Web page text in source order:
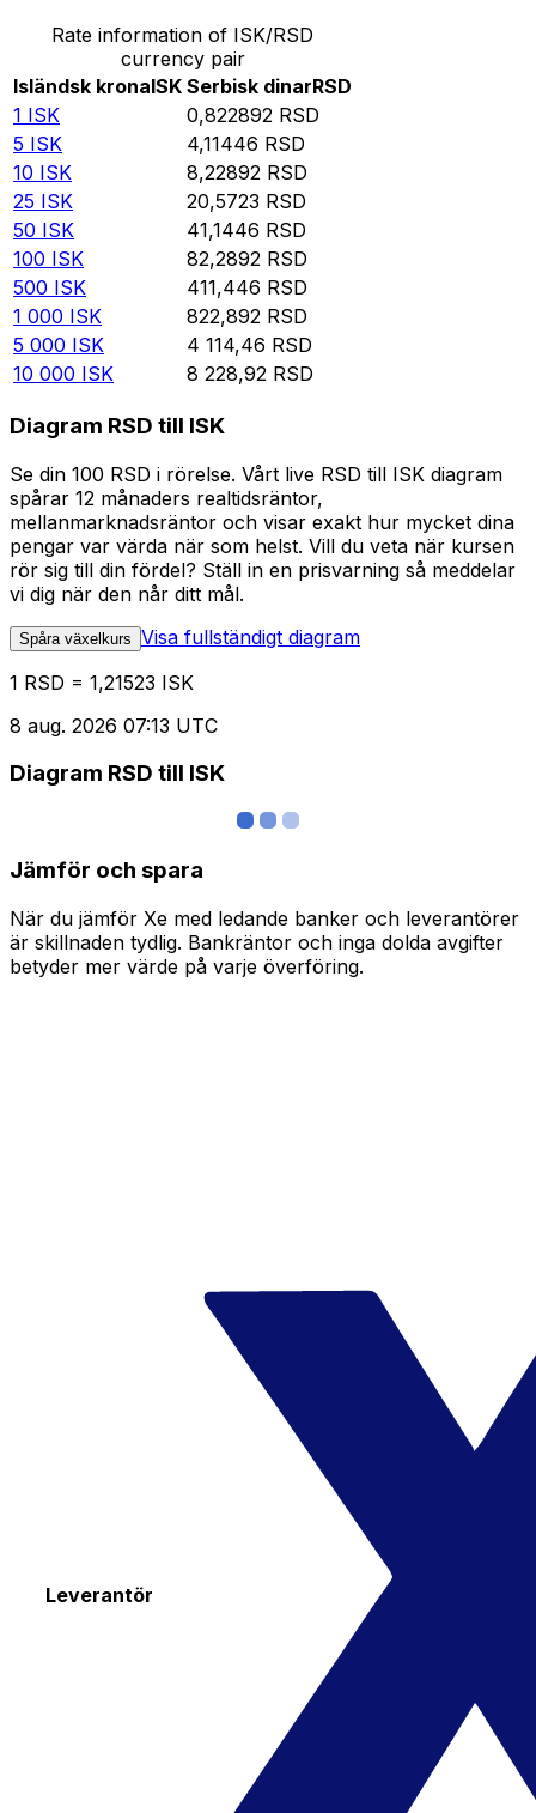
Rate information of ISK/RSD
currency pair
Isländsk kronaISK Serbisk dinarRSD
1 ISK 0,822892 RSD
5 ISK 4,11446 RSD
10 ISK 8,22892 RSD
25 ISK 20,5723 RSD
50 ISK 41,1446 RSD
100 ISK 82,2892 RSD
500 ISK 411,446 RSD
1 000 ISK 822,892 RSD
5 000 ISK 4 114,46 RSD
10 000 ISK 8 228,92 RSD
Diagram RSD till ISK
Se din 100 RSD i rörelse. Vårt live RSD till ISK diagram
spårar 12 månaders realtidsräntor,
mellanmarknadsräntor och visar exakt hur mycket dina
pengar var värda när som helst. Vill du veta när kursen
rör sig till din fördel? Ställ in en prisvarning så meddelar
vi dig när den når ditt mål.
Spåra växelkurs Visa fullständigt diagram
1 RSD = 1,21523 ISK
8 aug. 2026 07:13 UTC
Diagram RSD till ISK
Jämför och spara
När du jämför Xe med ledande banker och leverantörer
är skillnaden tydlig. Bankräntor och inga dolda avgifter
betyder mer värde på varje överföring.
Leverantör